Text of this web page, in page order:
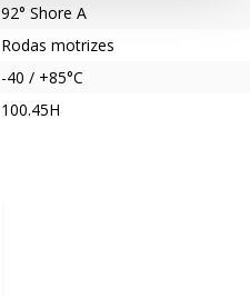
92° Shore A
Rodas motrizes
-40 / +85°C
100.45H